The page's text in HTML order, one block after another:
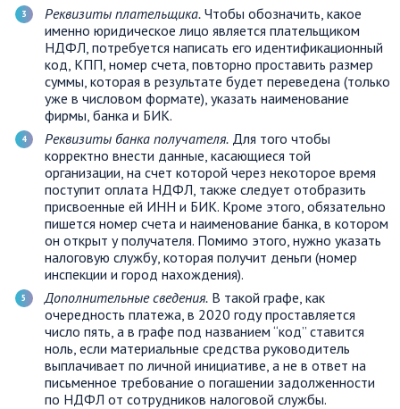
Реквизиты плательщика. Чтобы обозначить, какое
именно юридическое лицо является плательщиком
НДФЛ, потребуется написать его идентификационный
код, КПП, номер счета, повторно проставить размер
суммы, которая в результате будет переведена (только
уже в числовом формате), указать наименование
фирмы, банка и БИК.
Реквизиты банка получателя. Для того чтобы
корректно внести данные, касающиеся той
организации, на счет которой через некоторое время
поступит оплата НДФЛ, также следует отобразить
присвоенные ей ИНН и БИК. Кроме этого, обязательно
пишется номер счета и наименование банка, в котором
он открыт у получателя. Помимо этого, нужно указать
налоговую службу, которая получит деньги (номер
инспекции и город нахождения).
Дополнительные сведения. В такой графе, как
очередность платежа, в 2020 году проставляется
число пять, а в графе под названием “код” ставится
ноль, если материальные средства руководитель
выплачивает по личной инициативе, а не в ответ на
письменное требование о погашении задолженности
по НДФЛ от сотрудников налоговой службы.